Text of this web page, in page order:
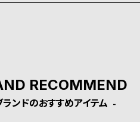
RECOMMEND
ランドのおすすめアイテム